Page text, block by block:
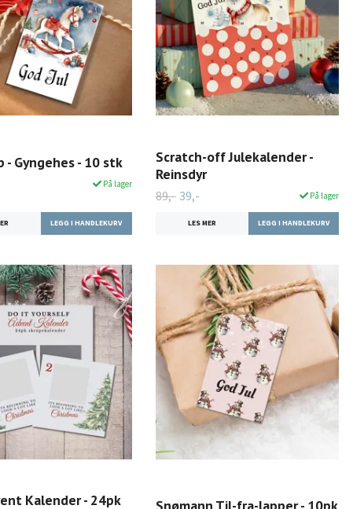
- Gyngehes - 10 stk
På lager
Scratch-off Julekalender -
Reinsdyr
89,- 39,- På lager
LES MER
Kalender - 24pk